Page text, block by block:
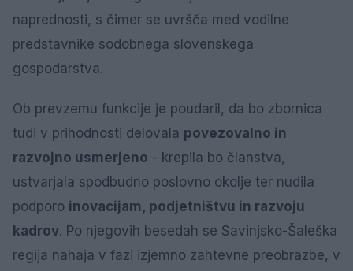
naprednosti, s čimer se uvršča med vodilne
predstavnike sodobnega slovenskega
gospodarstva.
Ob prevzemu funkcije je poudaril, da bo zbornica
tudi v prihodnosti delovala povezovalno in
razvojno usmerjeno - krepila bo članstva,
ustvarjala spodbudno poslovno okolje ter nudila
podporo inovacijam, podjetništvu in razvoju
kadrov. Po njegovih besedah se Savinjsko-Šaleška
regija nahaja v fazi izjemno zahtevne preobrazbe, v